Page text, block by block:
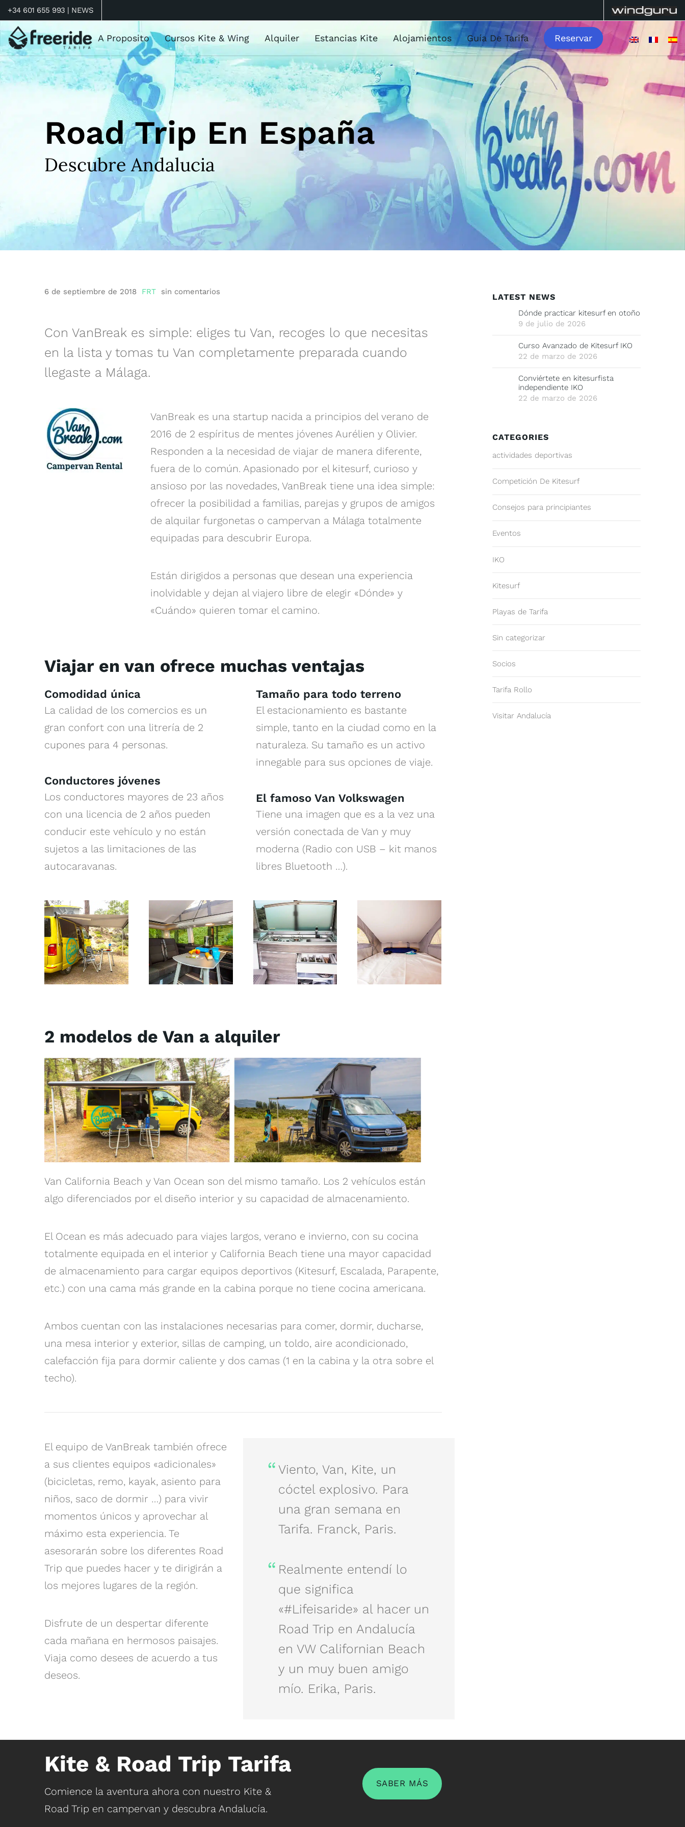
+34 601 655 993 | NEWS
A Proposito Cursos Kite & Wing Alquiler Estancias Kite Alojamientos Guía De Tarifa Reservar
Road Trip En España
Descubre Andalucia
6 de septiembre de 2018 FRT sin comentarios
Con VanBreak es simple: eliges tu Van, recoges lo que necesitas
en la lista y tomas tu Van completamente preparada cuando
llegaste a Málaga.
VanBreak es una startup nacida a principios del verano de
2016 de 2 espíritus de mentes jóvenes Aurélien y Olivier.
Responden a la necesidad de viajar de manera diferente,
fuera de lo común. Apasionado por el kitesurf, curioso y
ansioso por las novedades, VanBreak tiene una idea simple:
ofrecer la posibilidad a familias, parejas y grupos de amigos
de alquilar furgonetas o campervan a Málaga totalmente
equipadas para descubrir Europa.
Están dirigidos a personas que desean una experiencia
inolvidable y dejan al viajero libre de elegir «Dónde» y
«Cuándo» quieren tomar el camino.
Viajar en van ofrece muchas ventajas
Comodidad única
La calidad de los comercios es un
gran confort con una litrería de 2
cupones para 4 personas.
Conductores jóvenes
Los conductores mayores de 23 años
con una licencia de 2 años pueden
conducir este vehículo y no están
sujetos a las limitaciones de las
autocaravanas.
Tamaño para todo terreno
El estacionamiento es bastante
simple, tanto en la ciudad como en la
naturaleza. Su tamaño es un activo
innegable para sus opciones de viaje.
El famoso Van Volkswagen
Tiene una imagen que es a la vez una
versión conectada de Van y muy
moderna (Radio con USB – kit manos
libres Bluetooth …).
2 modelos de Van a alquiler
Van California Beach y Van Ocean son del mismo tamaño. Los 2 vehículos están
algo diferenciados por el diseño interior y su capacidad de almacenamiento.
El Ocean es más adecuado para viajes largos, verano e invierno, con su cocina
totalmente equipada en el interior y California Beach tiene una mayor capacidad
de almacenamiento para cargar equipos deportivos (Kitesurf, Escalada, Parapente,
etc.) con una cama más grande en la cabina porque no tiene cocina americana.
Ambos cuentan con las instalaciones necesarias para comer, dormir, ducharse,
una mesa interior y exterior, sillas de camping, un toldo, aire acondicionado,
calefacción fija para dormir caliente y dos camas (1 en la cabina y la otra sobre el
techo).
El equipo de VanBreak también ofrece
a sus clientes equipos «adicionales»
(bicicletas, remo, kayak, asiento para
niños, saco de dormir …) para vivir
momentos únicos y aprovechar al
máximo esta experiencia. Te
asesorarán sobre los diferentes Road
Trip que puedes hacer y te dirigirán a
los mejores lugares de la región.
Disfrute de un despertar diferente
cada mañana en hermosos paisajes.
Viaja como desees de acuerdo a tus
deseos.
Viento, Van, Kite, un
cóctel explosivo. Para
una gran semana en
Tarifa. Franck, Paris.
Realmente entendí lo
que significa
«#Lifeisaride» al hacer un
Road Trip en Andalucía
en VW Californian Beach
y un muy buen amigo
mío. Erika, Paris.
Kite & Road Trip Tarifa
Comience la aventura ahora con nuestro Kite &
Road Trip en campervan y descubra Andalucía.
SABER MÁS
LATEST NEWS
Dónde practicar kitesurf en otoño
9 de julio de 2026
Curso Avanzado de Kitesurf IKO
22 de marzo de 2026
Conviértete en kitesurfista
independiente IKO
22 de marzo de 2026
CATEGORIES
actividades deportivas
Competición De Kitesurf
Consejos para principiantes
Eventos
IKO
Kitesurf
Playas de Tarifa
Sin categorizar
Socios
Tarifa Rollo
Visitar Andalucía